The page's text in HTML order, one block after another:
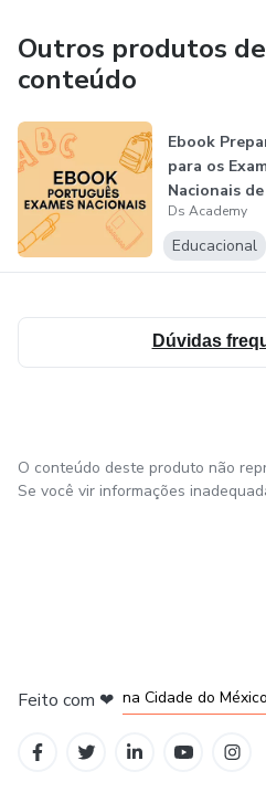
Outros produtos
conteúdo
Ebook
para os
Nacionais de
Português
Ds Academy
Educacional
Dúvidas
O conteúdo deste produto não
Se você vir informações
Feito com ❤ na Cidade do México